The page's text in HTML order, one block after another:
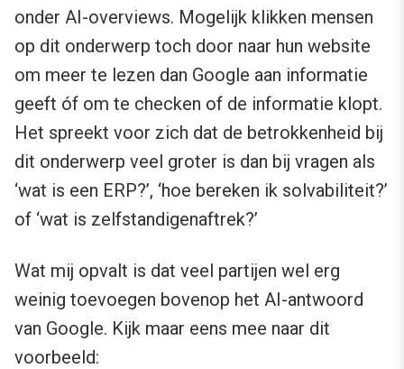
onder AI-overviews. Mogelijk klikken mensen
op dit onderwerp toch door naar hun website
om meer te lezen dan Google aan informatie
geeft óf om te checken of de informatie klopt.
Het spreekt voor zich dat de betrokkenheid bij
dit onderwerp veel groter is dan bij vragen als
‘wat is een ERP?’, ‘hoe bereken ik solvabiliteit?’
of ‘wat is zelfstandigenaftrek?’
Wat mij opvalt is dat veel partijen wel erg
weinig toevoegen bovenop het AI-antwoord
van Google. Kijk maar eens mee naar dit
voorbeeld: